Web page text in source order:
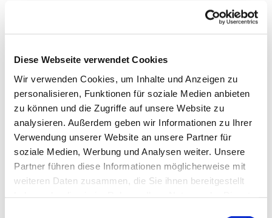
Diese Webseite verwendet Cookies
Wir verwenden Cookies, um Inhalte und Anzeigen zu
personalisieren, Funktionen für soziale Medien anbieten
zu können und die Zugriffe auf unsere Website zu
analysieren. Außerdem geben wir Informationen zu Ihrer
Verwendung unserer Website an unsere Partner für
soziale Medien, Werbung und Analysen weiter. Unsere
Partner führen diese Informationen möglicherweise mit
weiteren Daten zusammen, die Sie ihnen bereitgestellt